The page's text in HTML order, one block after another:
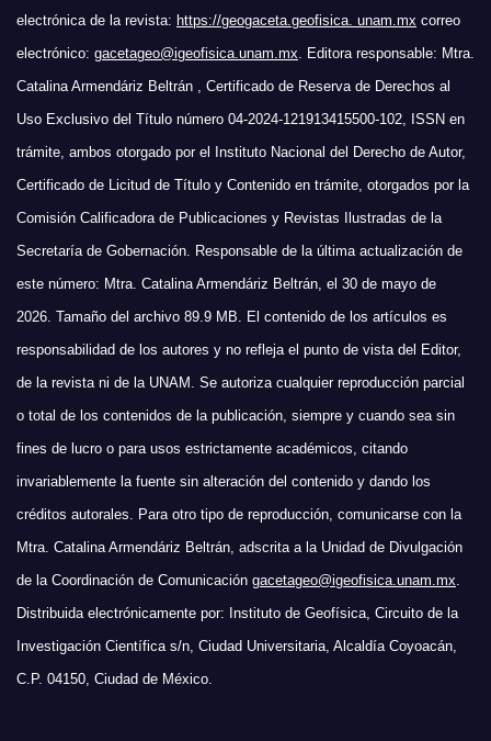
electrónica de la revista: https://geogaceta.geofisica. unam.mx correo
electrónico: gacetageo@igeofisica.unam.mx. Editora responsable: Mtra.
Catalina Armendáriz Beltrán , Certificado de Reserva de Derechos al
Uso Exclusivo del Título número 04-2024-121913415500-102, ISSN en
trámite, ambos otorgado por el Instituto Nacional del Derecho de Autor,
Certificado de Licitud de Título y Contenido en trámite, otorgados por la
Comisión Calificadora de Publicaciones y Revistas Ilustradas de la
Secretaría de Gobernación. Responsable de la última actualización de
este número: Mtra. Catalina Armendáriz Beltrán, el 30 de mayo de
2026. Tamaño del archivo 89.9 MB. El contenido de los artículos es
responsabilidad de los autores y no refleja el punto de vista del Editor,
de la revista ni de la UNAM. Se autoriza cualquier reproducción parcial
o total de los contenidos de la publicación, siempre y cuando sea sin
fines de lucro o para usos estrictamente académicos, citando
invariablemente la fuente sin alteración del contenido y dando los
créditos autorales. Para otro tipo de reproducción, comunicarse con la
Mtra. Catalina Armendáriz Beltrán, adscrita a la Unidad de Divulgación
de la Coordinación de Comunicación gacetageo@igeofisica.unam.mx.
Distribuida electrónicamente por: Instituto de Geofísica, Circuito de la
Investigación Científica s/n, Ciudad Universitaria, Alcaldía Coyoacán,
C.P. 04150, Ciudad de México.